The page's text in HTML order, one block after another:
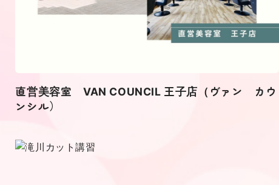
直営美容室 VAN COUNCIL 王子店（ヴァン カウ
ンシル）